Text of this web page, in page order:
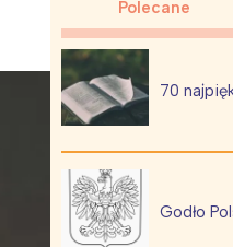
Polecane
70
Godło